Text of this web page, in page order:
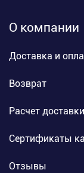
О компании
Доставка и
Возврат
Расчет доставки
Сертификаты
Отзывы